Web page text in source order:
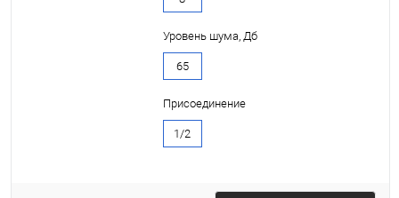
Уровень шума, Дб
65
Присоединение
1/2